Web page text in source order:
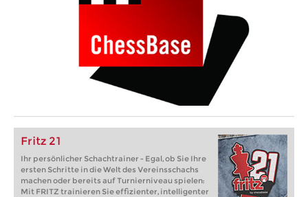
Fritz 21
Ihr persönlicher Schachtrainer - Egal, ob Sie Ihre
ersten Schritte in die Welt des Vereinsschachs
machen oder bereits auf Turnierniveau spielen:
Mit FRITZ trainieren Sie effizienter, intelligenter